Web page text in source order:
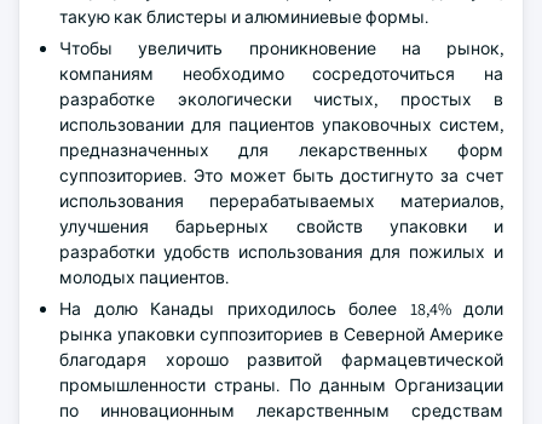
такую как блистеры и алюминиевые формы.
Чтобы увеличить проникновение на рынок,
компаниям необходимо сосредоточиться на
разработке экологически чистых, простых в
использовании для пациентов упаковочных систем,
предназначенных для лекарственных форм
суппозиториев. Это может быть достигнуто за счет
использования перерабатываемых материалов,
улучшения барьерных свойств упаковки и
разработки удобств использования для пожилых и
молодых пациентов.
На долю Канады приходилось более 18,4% доли
рынка упаковки суппозиториев в Северной Америке
благодаря хорошо развитой фармацевтической
промышленности страны. По данным Организации
по инновационным лекарственным средствам